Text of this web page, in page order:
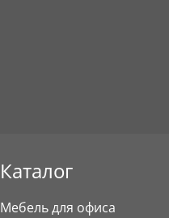
Каталог
Мебель для офиса